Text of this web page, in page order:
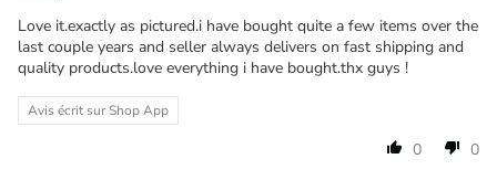
Love it.exactly as pictured.i have bought quite a few items over the
last couple years and seller always delivers on fast shipping and
quality products.love everything i have bought.thx guys !
Avis écrit sur Shop App
0 0